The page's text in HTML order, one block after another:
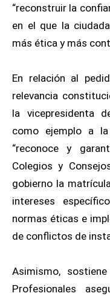
“reconstruir la
en el que la
más ética y más
En relación al
relevancia
la vicepresidenta
como ejemplo a
“reconoce y
Colegios y
gobierno la
intereses
normas éticas e
de conflictos de
Asimismo,
Profesionales